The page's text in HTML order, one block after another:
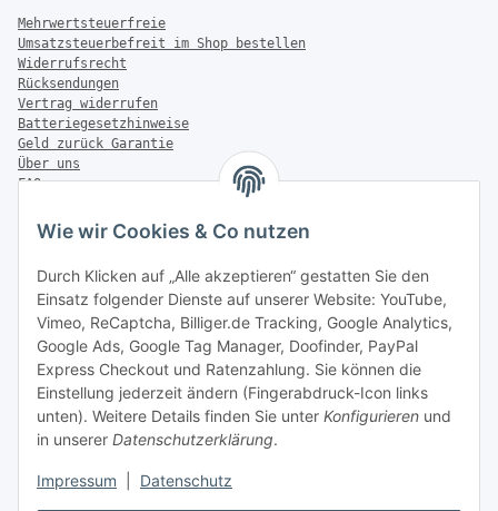
Wie wir Cookies & Co nutzen
Durch Klicken auf „Alle akzeptieren“ gestatten Sie den
Einsatz folgender Dienste auf unserer Website: YouTube,
Vimeo, ReCaptcha, Billiger.de Tracking, Google Analytics,
Google Ads, Google Tag Manager, Doofinder, PayPal
Express Checkout und Ratenzahlung. Sie können die
Einstellung jederzeit ändern (Fingerabdruck-Icon links
unten). Weitere Details finden Sie unter Konfigurieren und
in unserer Datenschutzerklärung.
Impressum Datenschutz
Mehrwertsteuerfreie
Umsatzsteuerbefreit im Shop bestellen
Widerrufsrecht
Rücksendungen
Vertrag widerrufen
Batteriegesetzhinweise
Geld zurück Garantie
Über uns
FAQ
Zahlung & Versand
Versandinformationen
Sonstiges